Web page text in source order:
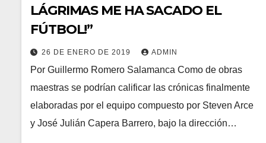
LÁGRIMAS ME HA SACADO EL
FÚTBOL!”
26 DE ENERO DE 2019 ADMIN
Por Guillermo Romero Salamanca Como de obras
maestras se podrían calificar las crónicas finalmente
elaboradas por el equipo compuesto por Steven Arce
y José Julián Capera Barrero, bajo la dirección…